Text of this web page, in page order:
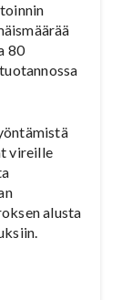
80
vireille
alusta